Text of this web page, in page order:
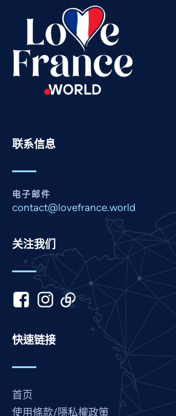
联系信息
电子邮件
contact@lovefrance.world
关注我们
快速链接
首页
使用條款/隱私權政策